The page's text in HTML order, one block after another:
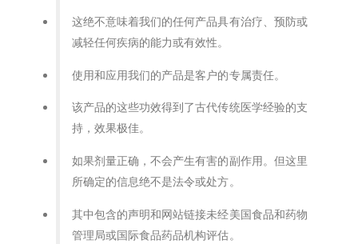
这绝不意味着我们的任何产品具有治疗、预防或
减轻任何疾病的能力或有效性。
使用和应用我们的产品是客户的专属责任。
该产品的这些功效得到了古代传统医学经验的支
持，效果极佳。
如果剂量正确，不会产生有害的副作用。但这里
所确定的信息绝不是法令或处方。
其中包含的声明和网站链接未经美国食品和药物
管理局或国际食品药品机构评估。